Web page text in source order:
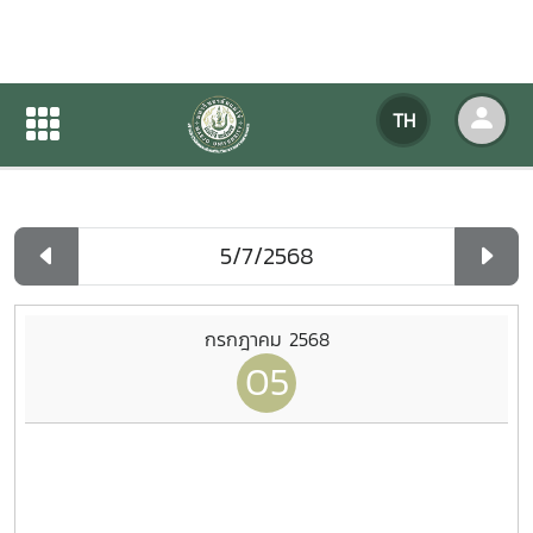
TH
ปฏิทินกิจกรรมของหน่วยงาน
ปฏิทินกิจกรรมของหน่วยงาน
กรกฎาคม 2568
05